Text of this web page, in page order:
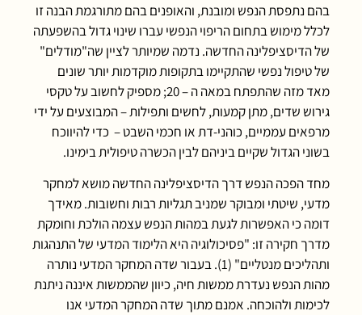
בהם נתפסת הנפש ומובנת, והאופנים בהם מתורגמת הבנה זו
לכלל מימוש בתחום הריפוי הנפשי עברו שינוי גדול בהשפעתה
של הדיסציפלינה החדשה. נדמה שמיותר לציין שה"מודלים"
של טיפול נפשי שהתקיימו בתקופות מוקדמות יותר שונים
מאד מזה שהתפתח במאה ה – 20; מספיק לחשוב על טקסי
גירוש שדים, מתן קמעות, לחשים ותפילות – המבוצעים על ידי
מרפאים עממיים, כוהני-דת או חכמי השבט – כדי להיווכח
בשוני הגדול שקיים ביניהם לבין הכשרה טיפולית בימינו.
מחד הפכה הנפש דרך הדיסציפלינה החדשה מושא למחקר
מדעי, שיטתי ומבוקר שמניב תגליות רבות וחשובות. מאידך
דומה כי האפשרות לגעת במהות הנפש עצמה הולכת וחומקת
מדרך חקירה זו: "פסיכולוגיה היא הלימוד המדעי של התנהגות
ותהליכים מנטליים" (1). בעבור שדה המחקר המדעי נותרה
מהות הנפש נעדרת ממשות חיה, כיוון שהממשות איננה ניתנת
לכימות ולהוכחה. אמנם מתוך שדה המחקר המדעי אנו